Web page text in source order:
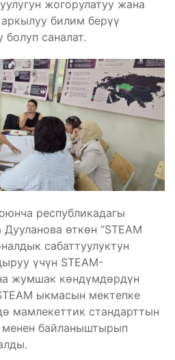
жогорулатуу жана
билим берүү
саналат.
республикадагы
өткөн “STEAM
сабаттуулуктун
үчүн STEAM-
жумшак көндүмдөрдүн
ыкмасын мектепке
мамлекеттик стандарттын
менен байланыштырып